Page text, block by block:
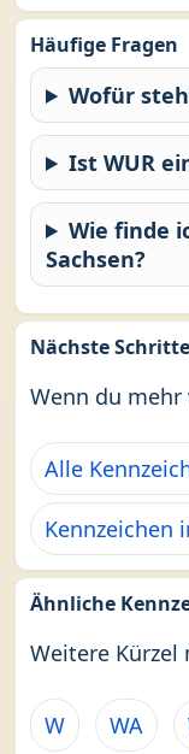
Häufige Fragen
Wofür
Ist WUR
Wie finde
Sachsen?
Nächste Schritte
Wenn du
Alle
Kennzeichen
Ähnliche
Weitere Kürzel
W WA